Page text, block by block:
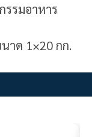
รรมอาหาร
าด 1×20 กก.